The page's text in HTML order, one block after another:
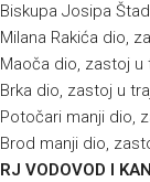
Biskupa Josipa
Milana Rakića dio,
Maoča dio, zastoj u
Brka dio, zastoj u
Potočari manji dio,
Brod manji dio,
RJ VODOVOD I